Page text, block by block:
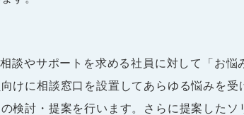
やサポートを求める社員に対して「お悩
けに相談窓口を設置してあらゆる悩みを
検討・提案を行います。さらに提案した